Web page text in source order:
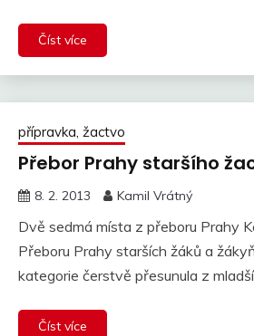
Číst více
přípravka, žactvo
Přebor Prahy starší­ho
8. 2. 2013 Kamil Vrátný
Dvě sedmá místa z přeboru Prahy
Přeboru Prahy starších žáků a
kategorie čerstvě přesunula z
Číst více